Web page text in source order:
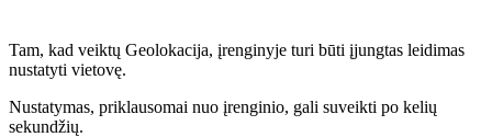
Tam, kad veiktų Geolokacija, įrenginyje turi būti įjungtas leidimas
nustatyti vietovę.
Nustatymas, priklausomai nuo įrenginio, gali suveikti po kelių
sekundžių.